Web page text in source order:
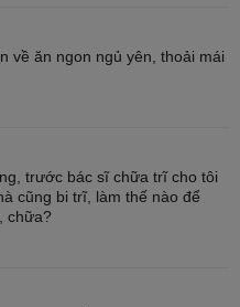
về ăn ngon ngủ yên, thoải mái
trước bác sĩ chữa trĩ cho tôi
cũng bi trĩ, làm thế nào để
chữa?